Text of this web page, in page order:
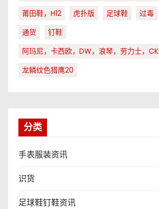
莆田鞋，H12
虎扑版 足球鞋 过毒
通货
钉鞋
阿玛尼，卡西欧，DW，浪琴，劳力士，CK
龙鳞纹色猎鹰20
分类
手表服装资讯
识货
足球鞋钉鞋资讯